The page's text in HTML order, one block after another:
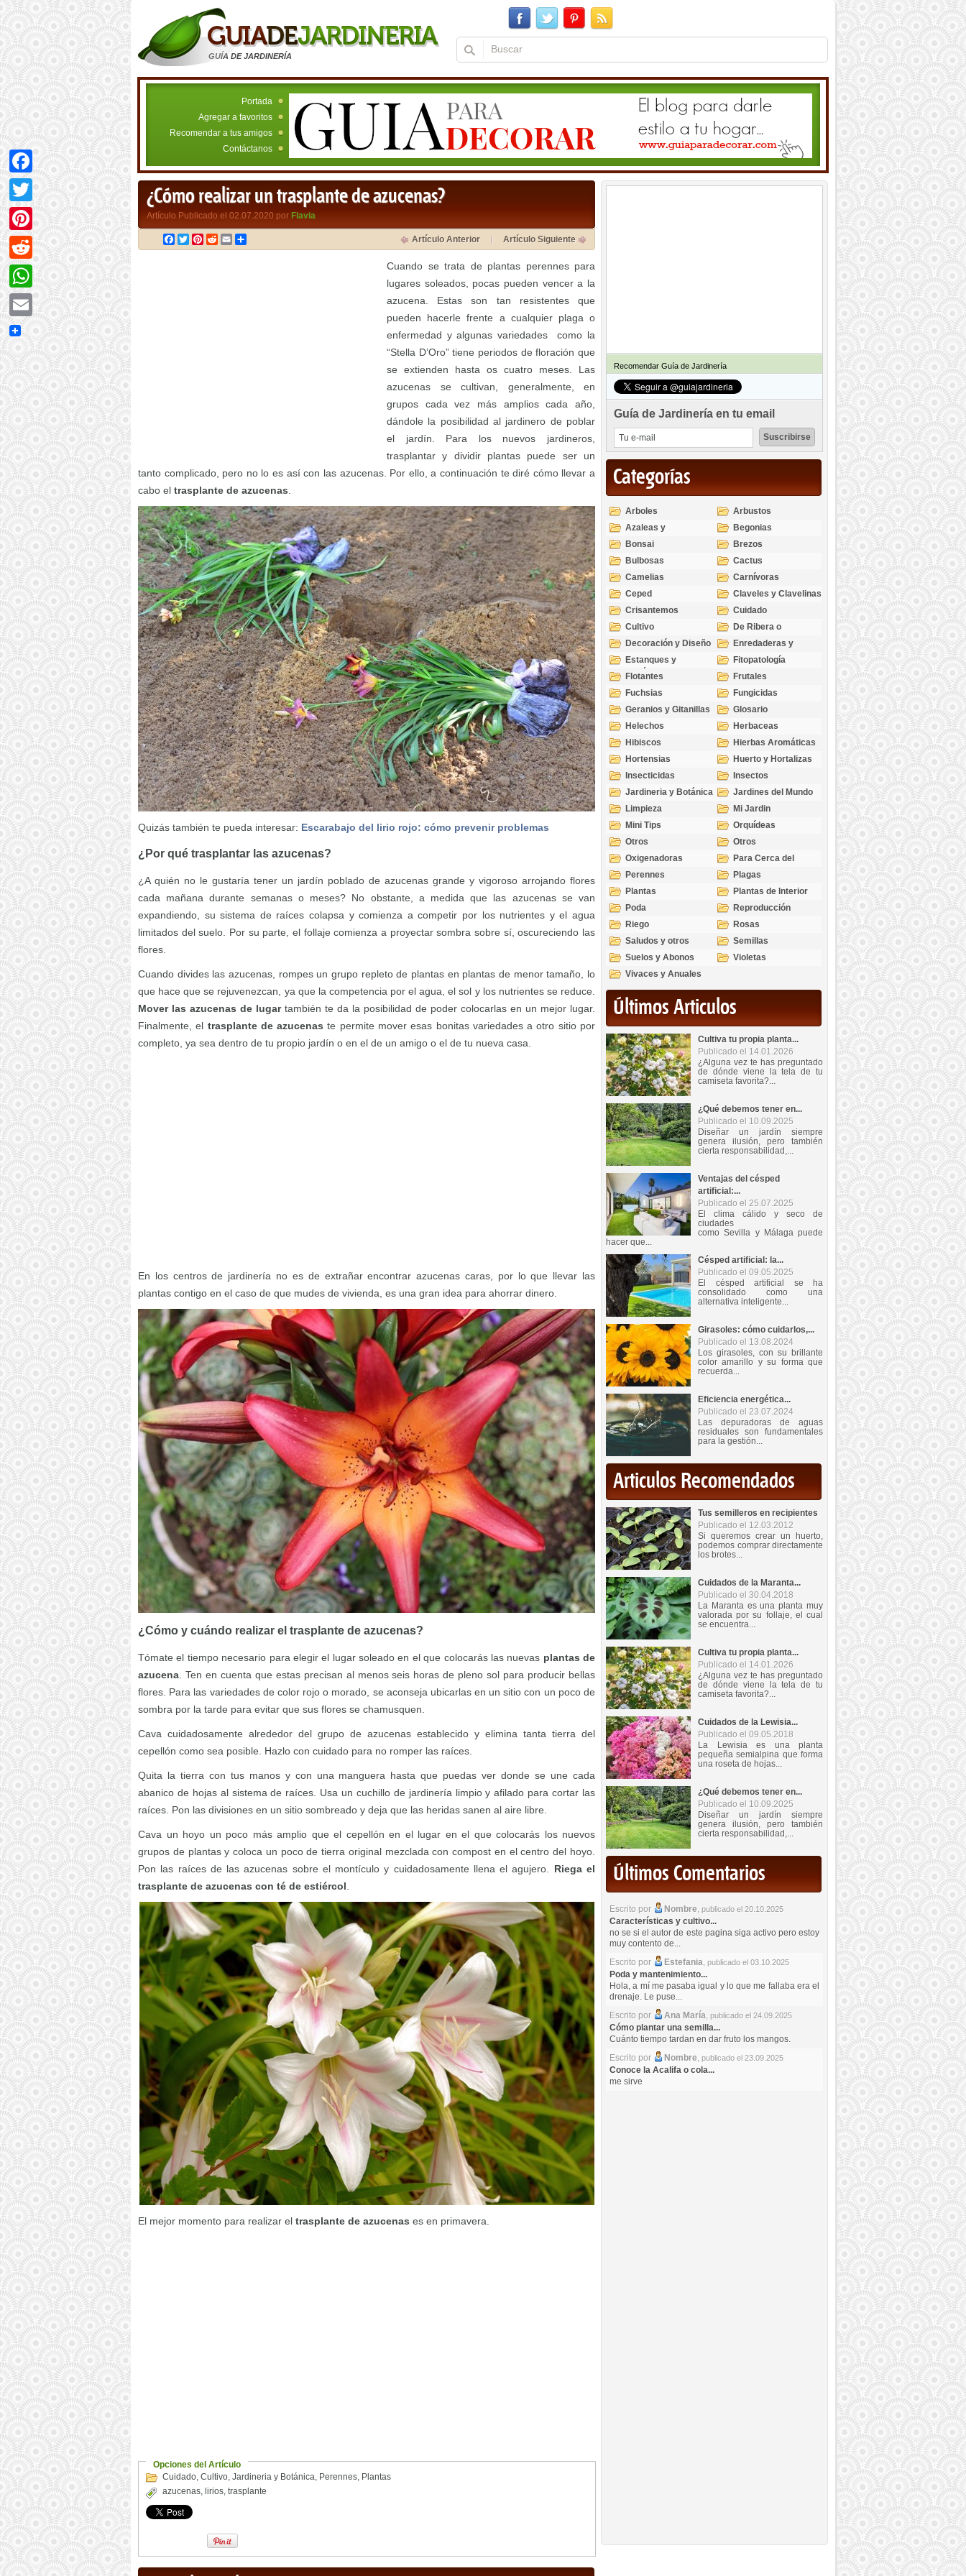
GUÍA DE JARDINERÍA
Portada
Agregar a favoritos
Recomendar a tus amigos
Contáctanos
¿Cómo realizar un trasplante de azucenas?
Artículo Publicado el 02.07.2020 por Flavia
Facebook
TwitterPinterest
RedditEmail Artículo Anterior Artículo Siguiente
Cuando se trata de plantas perennes para
lugares soleados, pocas pueden vencer a la
azucena. Estas son tan resistentes que
pueden hacerle frente a cualquier plaga o
enfermedad y algunas variedades como la
“Stella D’Oro” tiene periodos de floración que
se extienden hasta os cuatro meses. Las
azucenas se cultivan, generalmente, en
grupos cada vez más amplios cada año,
dándole la posibilidad al jardinero de poblar
el jardín. Para los nuevos jardineros,
trasplantar y dividir plantas puede ser un
tanto complicado, pero no lo es así con las azucenas. Por ello, a continuación te diré cómo llevar a
cabo el trasplante de azucenas
Quizás también te pueda interesar: Escarabajo del lirio rojo: cómo prevenir problemas
¿Por qué trasplantar las azucenas?
¿A quién no le gustaría tener un jardín poblado de azucenas grande y vigoroso arrojando flores
cada mañana durante semanas o meses? No obstante, a medida que las azucenas se van
expandiendo, su sistema de raíces colapsa y comienza a competir por los nutrientes y el agua
limitados del suelo. Por su parte, el follaje comienza a proyectar sombra sobre sí, oscureciendo las
flores.
Cuando divides las azucenas, rompes un grupo repleto de plantas en plantas de menor tamaño, lo
que hace que se rejuvenezcan, ya que la competencia por el agua, el sol y los nutrientes se reduce.
Mover las azucenas de lugartambién te da la posibilidad de poder colocarlas en un mejor lugar.
Finalmente, el trasplante de azucenas te permite mover esas bonitas variedades a otro sitio por
completo, ya sea dentro de tu propio jardín o en el de un amigo o el de tu nueva casa.
En los centros de jardinería no es de extrañar encontrar azucenas caras, por lo que llevar las
plantas contigo en el caso de que mudes de vivienda, es una gran idea para ahorrar dinero.
¿Cómo y cuándo realizar el trasplante de azucenas?
Tómate el tiempo necesario para elegir el lugar soleado en el que colocarás las nuevas plantas de
azucena . Ten en cuenta que estas precisan al menos seis horas de pleno sol para producir bellas
flores. Para las variedades de color rojo o morado, se aconseja ubicarlas en un sitio con un poco de
sombra por la tarde para evitar que sus flores se chamusquen.
Cava cuidadosamente alrededor del grupo de azucenas establecido y elimina tanta tierra del
cepellón como sea posible. Hazlo con cuidado para no romper las raíces.
Quita la tierra con tus manos y con una manguera hasta que puedas ver donde se une cada
abanico de hojas al sistema de raíces. Usa un cuchillo de jardinería limpio y afilado para cortar las
raíces. Pon las divisiones en un sitio sombreado y deja que las heridas sanen al aire libre.
Cava un hoyo un poco más amplio que el cepellón en el lugar en el que colocarás los nuevos
grupos de plantas y coloca un poco de tierra original mezclada con compost en el centro del hoyo.
Pon las raíces de las azucenas sobre el montículo y cuidadosamente llena el agujero.
Riega el
trasplante de azucenas con té de estiércol
El mejor momento para realizar el trasplante de azucenas es en primavera.
Opciones del Artículo
Cuidado, Cultivo, Jardineria y Botánica, Perennes, Plantas
azucenas, lirios, trasplante
Recomendar Guía de Jardinería
Guía de Jardinería en tu email
Categorías
Arboles
Arbustos
Azaleas y
Rododendros
Begonias
Bonsai
Brezos
Bulbosas
Cactus
Camelias
Carnívoras
Ceped
Claveles y Clavelinas
Crisantemos
Cuidado
Cultivo
De Ribera o
Palustres
Decoración y Diseño
Enredaderas y
cubresuelos
Estanques y
Acuáticas
Fitopatología
Flotantes
Frutales
Fuchsias
Fungicidas
Geranios y Gitanillas
Glosario
Helechos
Herbaceas
Hibiscos
Hierbas Aromáticas
Hortensias
Huerto y Hortalizas
Insecticidas
Insectos
Jardineria y Botánica
Jardines del Mundo
Limpieza
Mi Jardin
Mini Tips
Orquídeas
Otros
Otros
Oxigenadoras
Para Cerca del
Estanque
Perennes
Plagas
Plantas
Plantas de Interior
Poda
Reproducción
Riego
Rosas
Saludos y otros
temas
Semillas
Suelos y Abonos
Violetas
Vivaces y Anuales
Últimos Articulos
Cultiva tu propia planta...
Publicado el 14.01.2026
¿Alguna vez te has preguntado
de dónde viene la tela de tu
camiseta favorita?...
¿Qué debemos tener en...
Publicado el 10.09.2025
Diseñar un jardín siempre
genera ilusión, pero también
cierta responsabilidad,...
Ventajas del césped
artificial:...
Publicado el 25.07.2025
El clima cálido y seco de
ciudades
como Sevilla y Málaga puede
hacer que...
Césped artificial: la...
Publicado el 09.05.2025
El césped artificial se ha
consolidado como una
alternativa inteligente...
Girasoles: cómo cuidarlos,...
Publicado el 13.08.2024
Los girasoles, con su brillante
color amarillo y su forma que
recuerda...
Eficiencia energética...
Publicado el 23.07.2024
Las depuradoras de aguas
residuales son fundamentales
para la gestión...
Articulos Recomendados
Tus semilleros en recipientes
Publicado el 12.03.2012
Si queremos crear un huerto,
podemos comprar directamente
los brotes...
Cuidados de la Maranta...
Publicado el 30.04.2018
La Maranta es una planta muy
valorada por su follaje, el cual
se encuentra...
Cultiva tu propia planta...
Publicado el 14.01.2026
¿Alguna vez te has preguntado
de dónde viene la tela de tu
camiseta favorita?...
Cuidados de la Lewisia...
Publicado el 09.05.2018
La Lewisia es una planta
pequeña semialpina que forma
una roseta de hojas...
¿Qué debemos tener en...
Publicado el 10.09.2025
Diseñar un jardín siempre
genera ilusión, pero también
cierta responsabilidad,...
Últimos Comentarios
Escrito por Nombre, publicado el 20.10.2025
Características y cultivo...
no se si el autor de este pagina siga activo pero estoy
muy contento de...
Escrito por
Estefania, publicado el 03.10.2025
Poda y mantenimiento...
Hola, a mí me pasaba igual y lo que me fallaba era el
drenaje. Le puse...
Escrito por
Ana María, publicado el 24.09.2025
Cómo plantar una semilla...
Cuánto tiempo tardan en dar fruto los mangos.
Escrito por
Nombre, publicado el 23.09.2025
Conoce la Acalifa o cola...
me sirve
Facebook
Twitter
Pinterest
Reddit
WhatsApp
Email